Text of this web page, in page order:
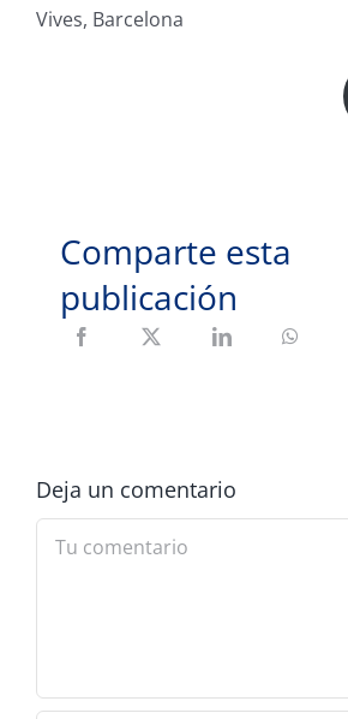
Vives, Barcelona
Comparte esta
publicación
Deja un comentario
Comment